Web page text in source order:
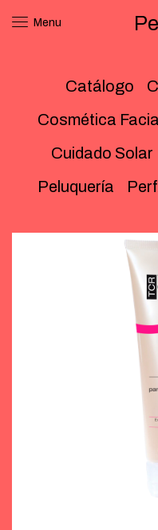
Menu
Catálogo
Cosmética Facial
Cuidado Solar
Peluquería